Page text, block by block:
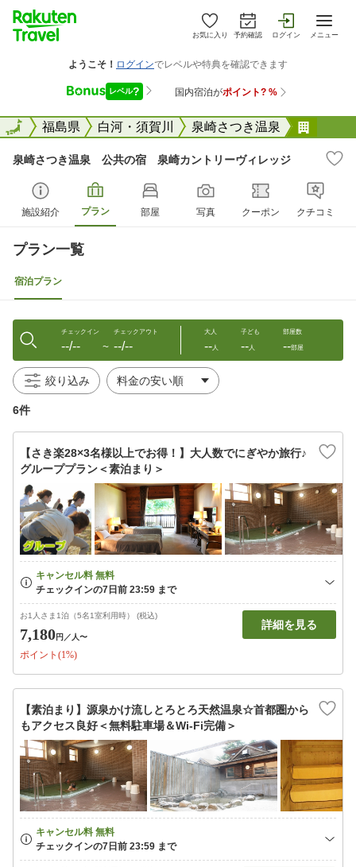
お気に入り 予約確認 ログイン メニュー
全国福島県 白河・須賀川 泉崎さつき温泉
全国
泉崎さつき温泉 公共の宿 泉崎カントリーヴィレッジ
施設紹介 プラン 部屋 写真 クーポン クチコミ
プラン一覧
宿泊プラン
チェックイン
--/-- 〜
チェックアウト
--/--
大人
--人
子ども
--人
部屋数
--部屋
絞り込み
6件
【さき楽28×3名様以上でお得！】大人数でにぎやか旅行♪
グループプラン＜素泊まり＞
お1人さま1泊（5名1室利用時） (税込)
7,180円 ／人〜
ポイント(1%)
詳細を見る
【素泊まり】源泉かけ流しとろとろ天然温泉☆首都圏から
もアクセス良好＜無料駐車場＆Wi-Fi完備＞